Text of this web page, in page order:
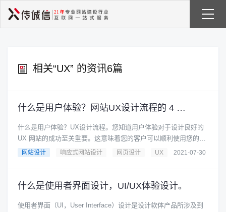
相关“UX” 的资讯6篇
什么是用户体验？网站UX设计流程的 4 个步骤
什么是用户体验？UX设计流程。您知道用户体验对于设计良好的
UX 网站的成功至关重要。这意味着您的客户可以顺利使用您的网
站。这将导致您获得更......
网站设计 响应式网站设计 网页设计 UX 2021-07-30
什么是使用者界面设计，UI/UX体验设计。
使用者界面（UI，User Interface）设计是设计软体产品所涉及到